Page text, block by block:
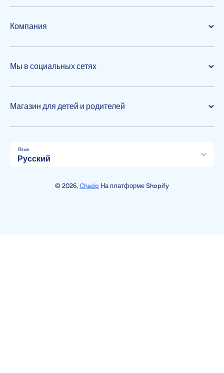
Компания
Мы в социальных сетях
Магазин для детей и родителей
Язык
Русский
© 2026, Chado На платформе Shopify